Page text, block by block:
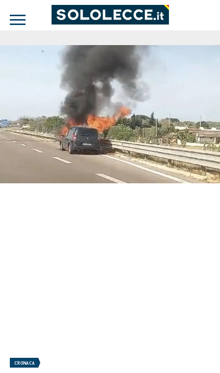
CRONACA